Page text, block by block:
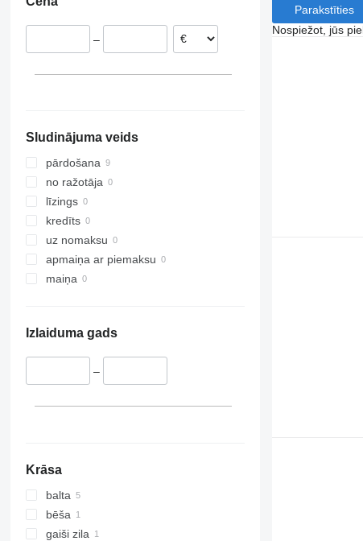
–
Sludinājuma veids
pārdošana
no ražotāja
līzings
kredīts
uz nomaksu
apmaiņa ar piemaksu
maiņa
Izlaiduma gads
–
Krāsa
balta
bēša
gaiši zila
Parakstīties
Nospiežot, jūs